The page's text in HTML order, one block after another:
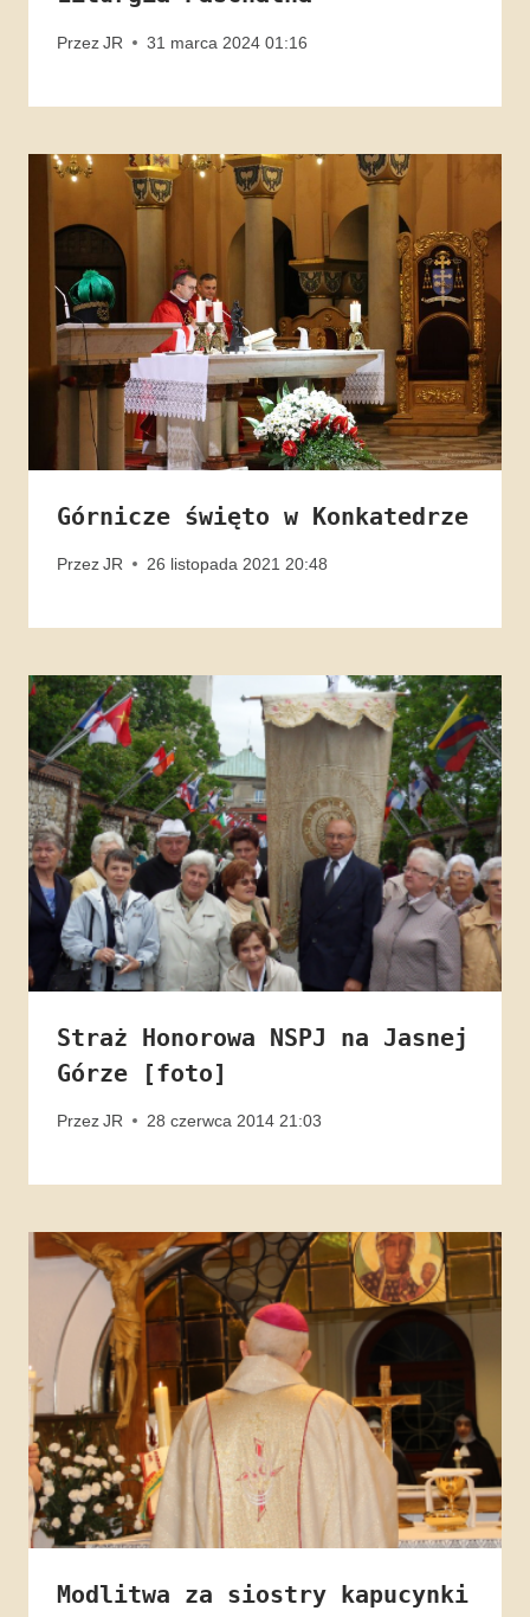
PrzezJR 31 marca 2024 01:16
Górnicze święto w Konkatedrze
PrzezJR 26 listopada 2021 20:48
Straż Honorowa NSPJ na Jasnej
Górze [foto]
PrzezJR 28 czerwca 2014 21:03
Modlitwa za siostry kapucynki